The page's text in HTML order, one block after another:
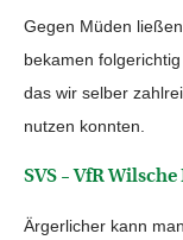
Gegen Müden
bekamen
das wir selber
nutzen konnten.
SVS – VfR Wilsche
Ärgerlicher kann